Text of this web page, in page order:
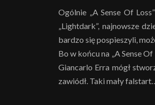
Ogólnie „A Sense Of
„Lightdark”, najnowsze
bardzo się pospieszyli,
Bo w końcu na „A Sense
Giancarlo Erra mógł
zawiódł. Taki mały